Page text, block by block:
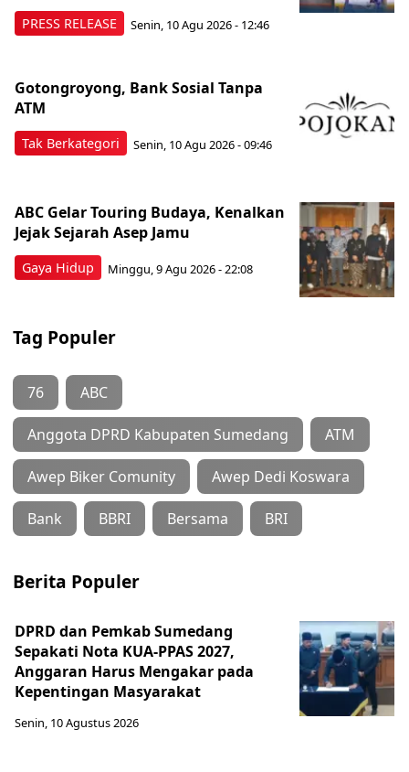
PRESS RELEASE Senin, 10 Agu 2026 - 12:46
Tak Berkategori
Gotongroyong, Bank Sosial Tanpa
ATM
Senin, 10 Agu 2026 - 09:46
Gaya Hidup
ABC Gelar Touring Budaya, Kenalkan
Jejak Sejarah Asep Jamu
Minggu, 9 Agu 2026 - 22:08
Tag Populer
76 ABC
Anggota DPRD Kabupaten Sumedang ATM
Awep Biker Comunity Awep Dedi Koswara
Bank BBRI Bersama BRI
Berita Populer
DPRD dan Pemkab Sumedang
Sepakati Nota KUA-PPAS 2027,
Anggaran Harus Mengakar pada
Kepentingan Masyarakat
Senin, 10 Agustus 2026